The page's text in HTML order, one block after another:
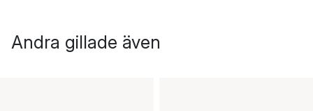
Andra gillade även